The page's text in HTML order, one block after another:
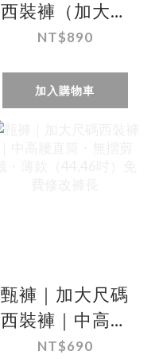
西裝褲（加大尺
碼）｜中高腰直
（42~50 吋）免
費改長
NT$890
加入購物車
甄褲｜加大尺碼
西裝褲｜中高腰
直筒・無摺剪
NT$690